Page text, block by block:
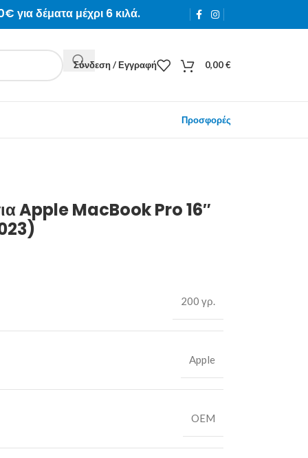
για δέματα μέχρι 6 κιλά.
Σύνδεση / Εγγραφή 0,00€
Προσφορές
Apple MacBook Pro 16″
200 γρ.
Apple
OEM